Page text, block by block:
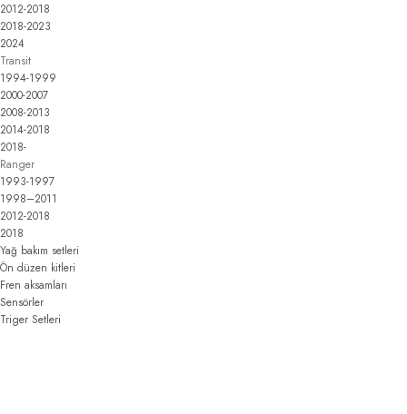
2012-2018
2018-2023
2024
Transit
1994-1999
2000-2007
2008-2013
2014-2018
2018-
Ranger
1993-1997
1998–2011
2012-2018
2018
Yağ bakım setleri
Ön düzen kitleri
Fren aksamları
Sensörler
Triger Setleri